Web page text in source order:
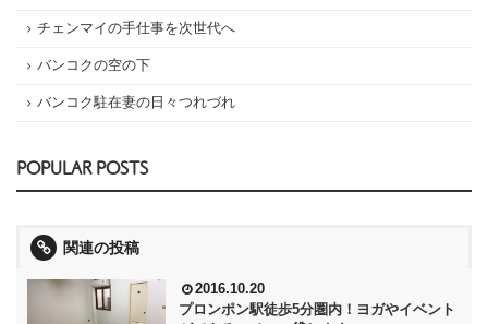
チェンマイの手仕事を次世代へ
バンコクの空の下
バンコク駐在妻の日々つれづれ
POPULAR POSTS
関連の投稿
2016.10.20
プロンポン駅徒歩5分圏内！ヨガやイベント